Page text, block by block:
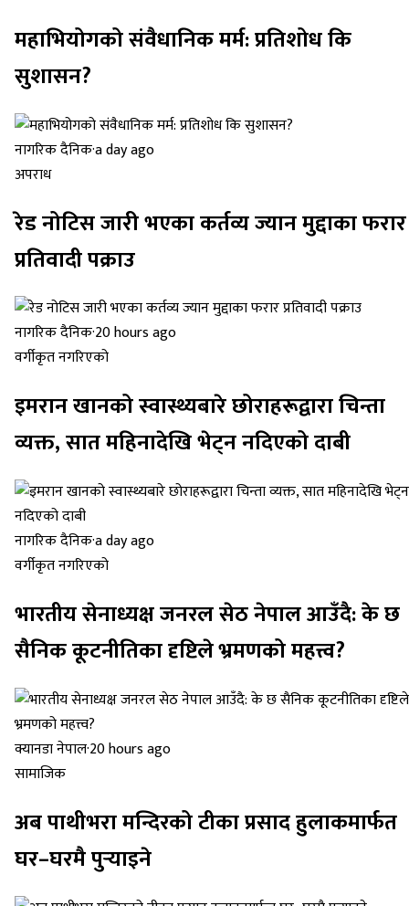
महाभियोगको संवैधानिक मर्म: प्रतिशोध कि
सुशासन?
नागरिक दैनिक·a day ago
अपराध
रेड नोटिस जारी भएका कर्तव्य ज्यान मुद्दाका फरार
प्रतिवादी पक्राउ
नागरिक दैनिक·20 hours ago
वर्गीकृत नगरिएको
इमरान खानको स्वास्थ्यबारे छोराहरूद्वारा चिन्ता
व्यक्त, सात महिनादेखि भेट्न नदिएको दाबी
नागरिक दैनिक·a day ago
वर्गीकृत नगरिएको
भारतीय सेनाध्यक्ष जनरल सेठ नेपाल आउँदै: के छ
सैनिक कूटनीतिका दृष्टिले भ्रमणको महत्त्व?
क्यानडा नेपाल·20 hours ago
सामाजिक
अब पाथीभरा मन्दिरको टीका प्रसाद हुलाकमार्फत
घर–घरमै पुर्‍याइने